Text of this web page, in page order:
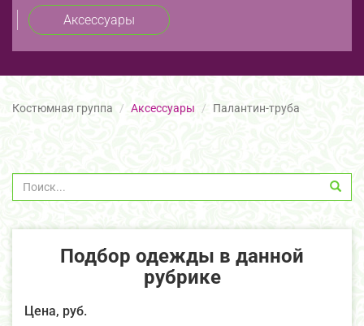
Аксессуары
Костюмная группа Аксессуары Палантин-труба
Подбор одежды в данной
рубрике
Цена, руб.